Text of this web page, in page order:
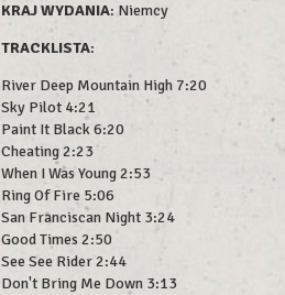
KRAJ WYDANIA: Niemcy
TRACKLISTA:
River Deep Mountain High 7:20
Sky Pilot 4:21
Paint It Black 6:20
Cheating 2:23
When I Was Young 2:53
Ring Of Fire 5:06
San Franciscan Night 3:24
Good Times 2:50
See See Rider 2:44
Don't Bring Me Down 3:13